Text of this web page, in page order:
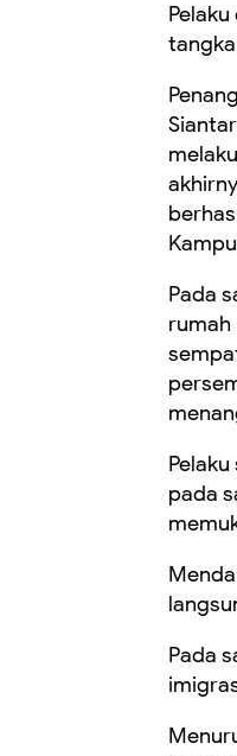
Pada
rumah
pada
Pada